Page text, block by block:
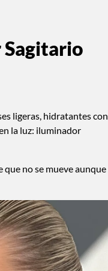
Sagitario
ligeras, hidratantes con
la luz: iluminador
no se mueve aunque